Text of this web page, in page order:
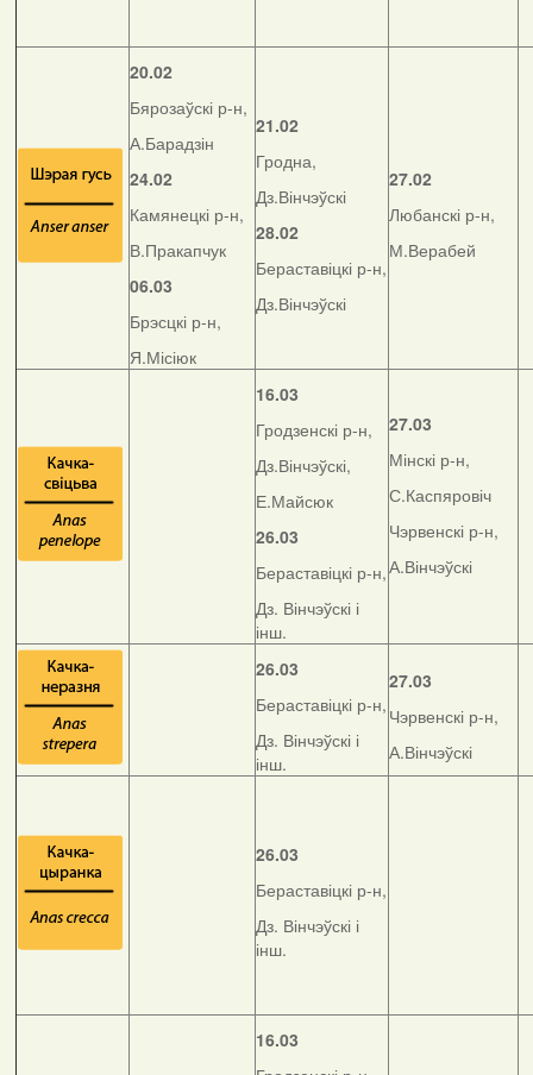
20.02
Бярозаўскі р-н,
А.Барадзін
24.02
Камянецкі р-н,
В.Пракапчук
06.03
Брэсцкі р-н,
Я.Місіюк
21.02
Гродна,
Дз.Вінчэўскі
28.02
Бераставіцкі р-н,
Дз.Вінчэўскі
27.02
Любанскі р-н,
М.Верабей
16.03
Гродзенскі р-н,
Дз.Вінчэўскі,
Е.Майсюк
26.03
Бераставіцкі р-н,
Дз. Вінчэўскі і
інш.
27.03
Мінскі р-н,
С.Каспяровіч
Чэрвенскі р-н,
А.Вінчэўскі
26.03
Бераставіцкі р-н,
Дз. Вінчэўскі і
інш.
27.03
Чэрвенскі р-н,
А.Вінчэўскі
26.03
Бераставіцкі р-н,
Дз. Вінчэўскі і
інш.
16.03